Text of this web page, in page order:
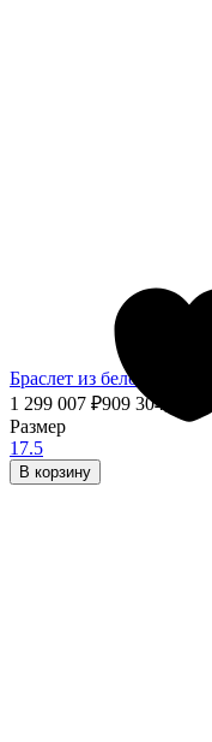
Браслет из белого
1 299 007 ₽909 304,90
Размер
17.5
В корзину